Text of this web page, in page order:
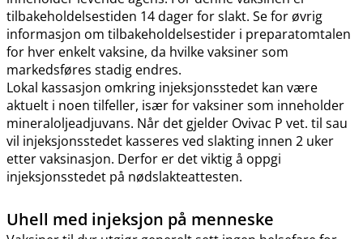
tilbakeholdelsestiden 14 dager for slakt. Se for øvrig
informasjon om tilbakeholdelsestider i preparatomtalen
for hver enkelt vaksine, da hvilke vaksiner som
markedsføres stadig endres.
Lokal kassasjon omkring injeksjonsstedet kan være
aktuelt i noen tilfeller, især for vaksiner som inneholder
mineraloljeadjuvans. Når det gjelder Ovivac P vet. til sau
vil injeksjonsstedet kasseres ved slakting innen 2 uker
etter vaksinasjon. Derfor er det viktig å oppgi
injeksjonsstedet på nødslakteattesten.
Uhell med injeksjon på menneske